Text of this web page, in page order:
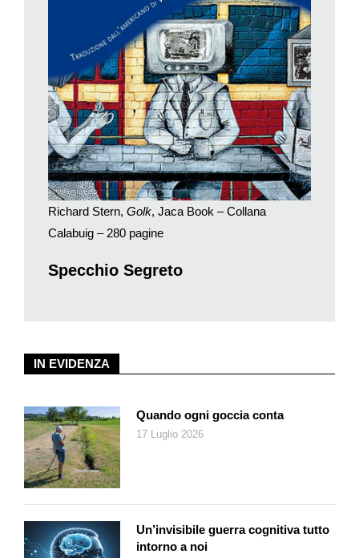
inciso – presto bisognerà trovarsi un altro nemico: i trentenni
non possiedono neppure l’elettrodomestico, e non con la
spocchia degli intellettuali che dicevano «io la sera leggo
Kant»; con la serenità con cui noi abbiamo messo in soffitta la
segreteria telefonica con la lucina rossa. Lo pensiamo e
sbagliamo di grosso: le spiacevolezze esistevano già negli
anni 50. Quando appunto le Candid Camera erano agli inizi, e
uno scrittore bravo come Richard Stern le raccontava come
se avesse la sfera di cristallo.
Anche l’editoria italiana era tempestiva. La prima traduzione di
– uscito nel 1960 – risale al 1961. Firmata da Vincenzo
Mantovani, che l’ha rivista e aggiornata per la nuova edizione
Calabuig, collana di narrativa della Jaca Book. Poi però non
Calabuigè il titolo di un film scritto da Ennio Flaiano e diretto da
la collana propone romanzi bizzarri, senza distinzione tra
italiani e stranieri, e pubblica anche l’altro libro di Richard Stern,
piacque molto a Philip Roth).
Golkè il nome del programma, appunto una Candid Camera.
Maestro di cerimonie un signore calvo che si chiama Sidney
Pomeroy, e subito fa salire gli indici di ascolto. All’inizio i
dirigenti temono che le vittime potrebbero non firmare la
liberatoria, per timore della brutta figura davanti all’America
intera, oltre che al vicinato e ai congiunti. Altro errore
clamoroso: tutti firmano, felici di godere il proprio quarto d’ora
IN EVIDENZA
Quando ogni goccia conta
17 Luglio 2026
Un’invisibile guerra cognitiva tutto
intorno a noi
Richard Stern, Golk, Jaca Book – Collana
Calabuig – 280 pagine
Specchio Segreto